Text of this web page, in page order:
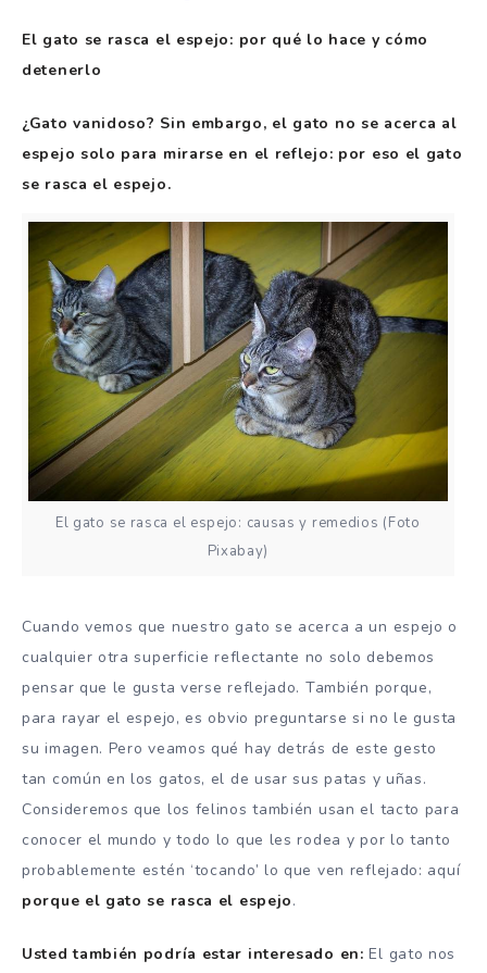
El gato se rasca el espejo: por qué lo hace y cómo
detenerlo
¿Gato vanidoso? Sin embargo, el gato no se acerca al
espejo solo para mirarse en el reflejo: por eso el gato
se rasca el espejo.
El gato se rasca el espejo: causas y remedios (Foto
Pixabay)
Cuando vemos que nuestro gato se acerca a un espejo o
cualquier otra superficie reflectante no solo debemos
pensar que le gusta verse reflejado. También porque,
para rayar el espejo, es obvio preguntarse si no le gusta
su imagen. Pero veamos qué hay detrás de este gesto
tan común en los gatos, el de usar sus patas y uñas.
Consideremos que los felinos también usan el tacto para
conocer el mundo y todo lo que les rodea y por lo tanto
probablemente estén ‘tocando’ lo que ven reflejado: aquí
porque el gato se rasca el espejo.
Usted también podría estar interesado en: El gato nos